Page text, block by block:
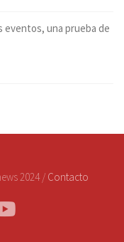
eventos, una prueba de
2024 / Contacto